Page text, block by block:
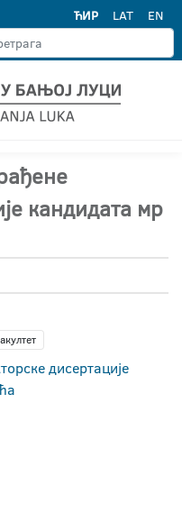
ЋИР LAT EN
кандидата мр
дисертације